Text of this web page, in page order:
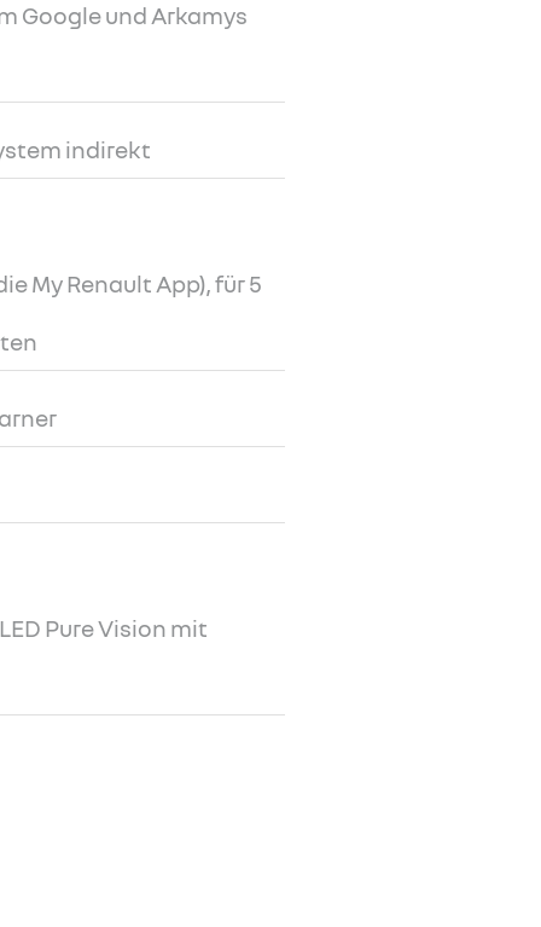
Google und Arkamys
indirekt
My Renault App), für 5
Pure Vision mit